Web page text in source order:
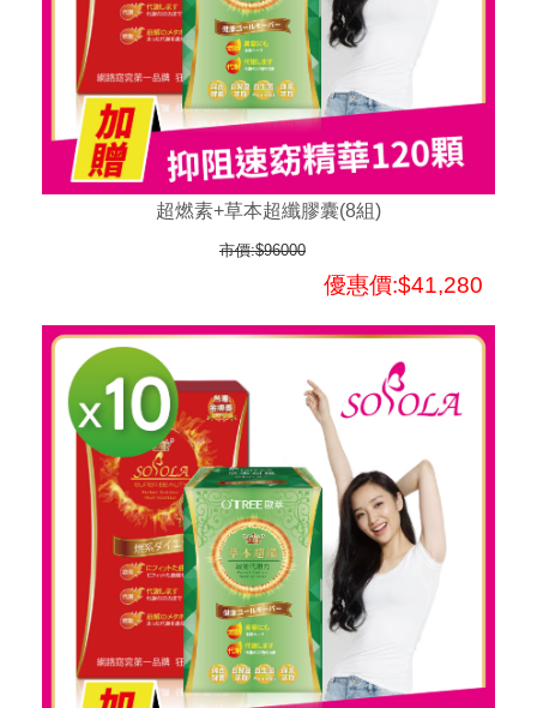
超燃素+草本超纖膠囊(8組)
市價:$96000
優惠價:$41,280